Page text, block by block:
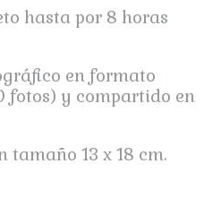
hasta por 8 horas
en formato
y compartido en
tamaño 13 x 18 cm.